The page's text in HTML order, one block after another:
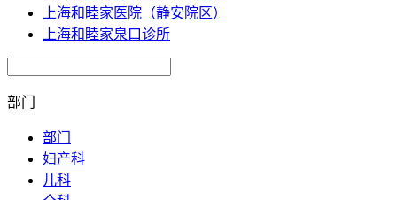
上海和睦家医院（静安院区）
上海和睦家泉口诊所
部门
部门
妇产科
儿科